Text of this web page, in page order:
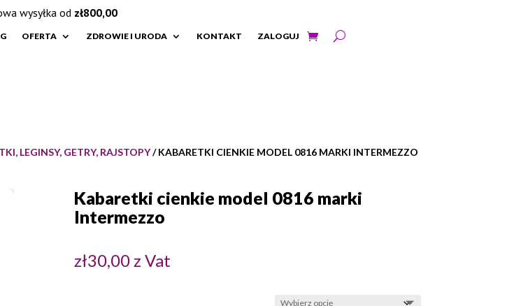
OFERTA ZDROWIE I URODA KONTAKT ZALOGUJ
LEGINSY, GETRY, RAJSTOPY/ KABARETKI CIENKIE MODEL 0816 MARKI INTERMEZZO
Kabaretki cienkie model 0816 marki
Intermezzo
zł30,00z Vat
wysyłka od zł800,00